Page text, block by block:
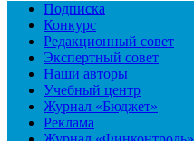
Подписка
Конкурс
Редакционный совет
Экспертный совет
Наши авторы
Учебный центр
Журнал «Бюджет»
Реклама